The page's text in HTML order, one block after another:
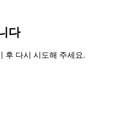
다
후 다시 시도해 주세요.